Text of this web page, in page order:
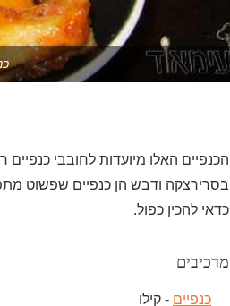
הכנפיים האלו מיועדות לחובבי
בסרירצקה ודבש הן כנפיים שפשוט
כדאי להכין כפול.
מרכיבים
כנפיים - קילו